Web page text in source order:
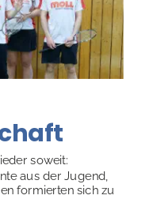
soweit:
aus der Jugend,
formierten sich zu